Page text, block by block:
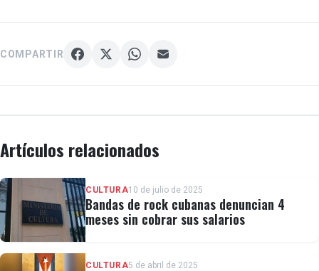
COMPARTIR
Artículos relacionados
CULTURA10 de julio de 2025
Bandas de rock cubanas denuncian 4
meses sin cobrar sus salarios
CULTURA5 de abril de 2025